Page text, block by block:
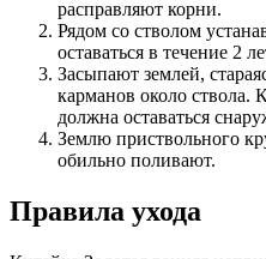
расправляют корни.
Рядом со стволом
оставаться в течение 2
Засыпают землей,
карманов около ствола.
должна оставаться
Землю приствольного
обильно поливают.
Правила ухода